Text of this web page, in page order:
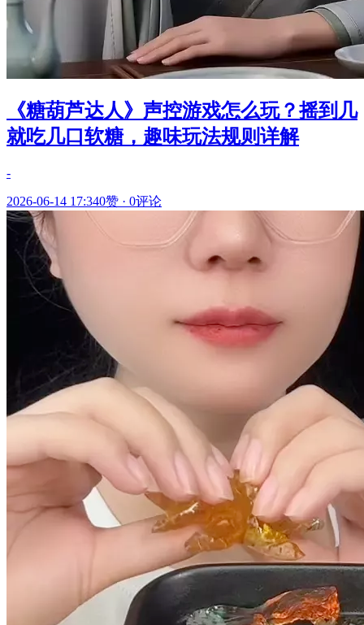
《糖葫芦达人》声控游戏怎么玩？摇到几
就吃几口软糖，趣味玩法规则详解
-
2026-06-14 17:340赞 · 0评论